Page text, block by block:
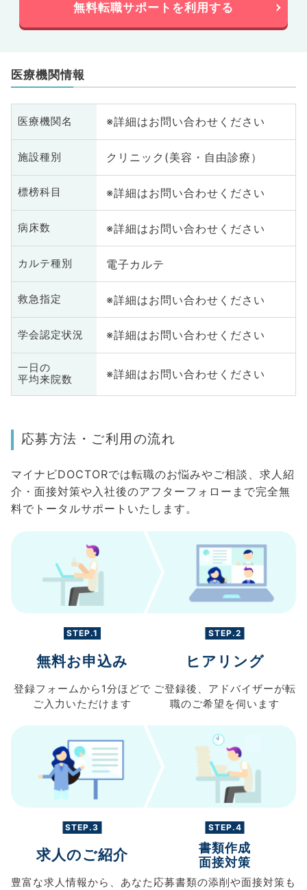
無料転職サポートを利用する
医療機関情報
医療機関名 ※詳細はお問い合わせください
施設種別 クリニック(美容・自由診療）
標榜科目 ※詳細はお問い合わせください
病床数 ※詳細はお問い合わせください
カルテ種別 電子カルテ
救急指定 ※詳細はお問い合わせください
学会認定状況 ※詳細はお問い合わせください
一日の
平均来院数
※詳細はお問い合わせください
応募方法・ご利用の流れ
マイナビDOCTORでは転職のお悩みやご相談、求人紹
介・面接対策や入社後のアフターフォローまで完全無
料でトータルサポートいたします。
STEP.1
無料お申込み
登録フォームから 1分ほどで
ご入力 いただけます
STEP.2
ヒアリング
ご登録後、 アドバイザーが転
職のご希望を伺います
STEP.3
求人のご紹介
豊富な求人情報から、 あなた
STEP.4
書類作成
面接対策
応募書類の添削や面接対策も